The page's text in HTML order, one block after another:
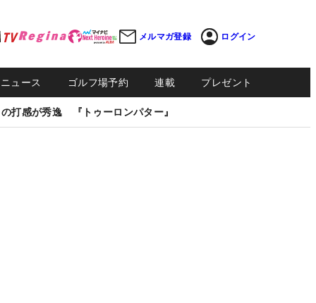
メルマガ登録 ログイン
ュース ゴルフ場予約 連載 プレゼント
打感が秀逸 『トゥーロンパター』